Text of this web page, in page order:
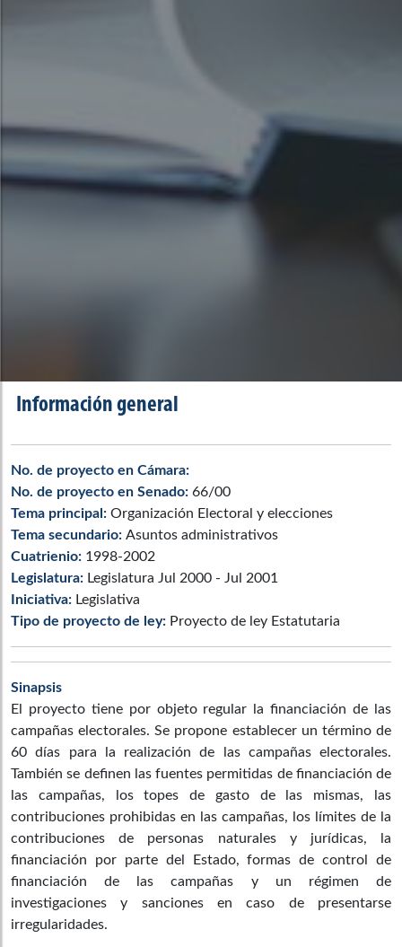
Información general
No. de proyecto en Cámara:
No. de proyecto en Senado: 66/00
Tema principal: Organización Electoral y elecciones
Tema secundario: Asuntos administrativos
Cuatrienio: 1998-2002
Legislatura: Legislatura Jul 2000 - Jul 2001
Iniciativa: Legislativa
Tipo de proyecto de ley: Proyecto de ley Estatutaria
Sinapsis
El proyecto tiene por objeto regular la financiación de las
campañas electorales. Se propone establecer un término de
60 días para la realización de las campañas electorales.
También se definen las fuentes permitidas de financiación de
las campañas, los topes de gasto de las mismas, las
contribuciones prohibidas en las campañas, los límites de la
contribuciones de personas naturales y jurídicas, la
financiación por parte del Estado, formas de control de
financiación de las campañas y un régimen de
investigaciones y sanciones en caso de presentarse
irregularidades.